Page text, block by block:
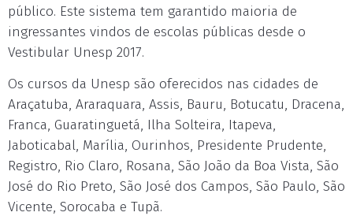
público. Este sistema tem garantido maioria de
ingressantes vindos de escolas públicas desde o
Vestibular Unesp 2017.
Os cursos da Unesp são oferecidos nas cidades de
Araçatuba, Araraquara, Assis, Bauru, Botucatu, Dracena,
Franca, Guaratinguetá, Ilha Solteira, Itapeva,
Jaboticabal, Marília, Ourinhos, Presidente Prudente,
Registro, Rio Claro, Rosana, São João da Boa Vista, São
José do Rio Preto, São José dos Campos, São Paulo, São
Vicente, Sorocaba e Tupã.